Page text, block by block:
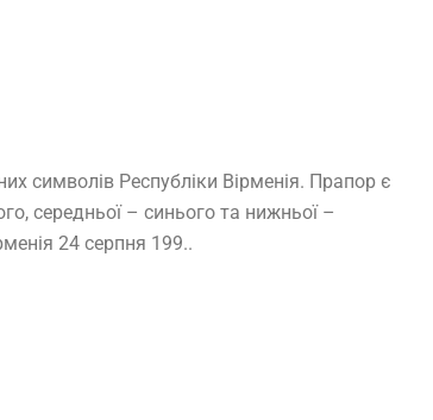
символів Республіки Вірменія. Прапор є
середньої – синього та нижньої –
24 серпня 199..